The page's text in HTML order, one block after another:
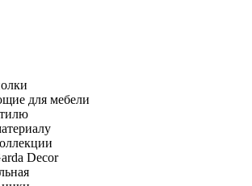
для мебели
Decor